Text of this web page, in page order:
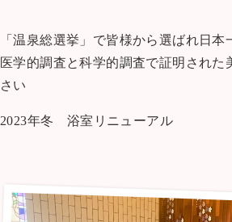
「温泉総選挙」で皆様から選ばれ日本
医学的調査と科学的調査で証明された
さい
2023年冬 浴室リニューアル